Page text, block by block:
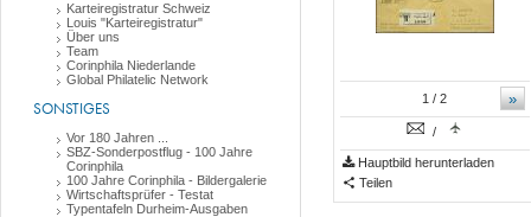
Karteiregistratur Schweiz
Louis "Karteiregistratur"
Über uns
Team
Corinphila Niederlande
Global Philatelic Network
SONSTIGES
Vor 180 Jahren ...
SBZ-Sonderpostflug - 100 Jahre
Corinphila
100 Jahre Corinphila - Bildergalerie
Wirtschaftsprüfer - Testat
Typentafeln Durheim-Ausgaben
»
1 / 2
/
Hauptbild herunterladen
Teilen